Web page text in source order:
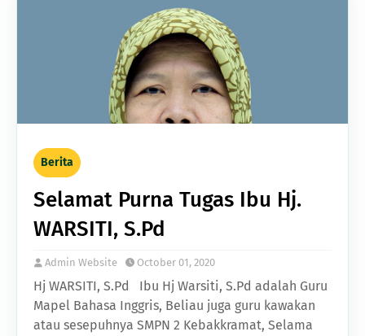
Berita
Selamat Purna Tugas Ibu Hj.
WARSITI, S.Pd
Admin Website October 01, 2020
Hj WARSITI, S.Pd Ibu Hj Warsiti, S.Pd adalah Guru
Mapel Bahasa Inggris, Beliau juga guru kawakan
atau sesepuhnya SMPN 2 Kebakkramat, Selama